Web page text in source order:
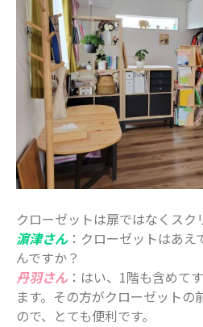
クローゼットは扉ではなくスク
濵津さん：クローゼットはあえ
んですか？
丹羽さん ：はい、1階も含めて
ます。その方がクローゼットの
ので、とても便利です。